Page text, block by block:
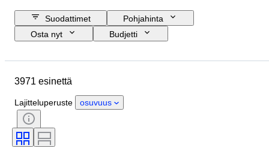
Suodattimet
Pohjahinta
Osta nyt
Budjetti
Esine
Sukupuoli
Sertifiointi
Väri
Mukana asusteet
Esineen koko
3971 esinettä
Lajitteluperuste osuvuus